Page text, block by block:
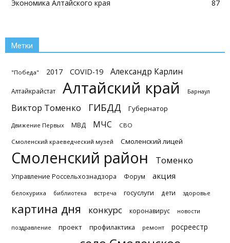
Экономика Алтайского края
87
Метки
"Победа" 2017 COVID-19 Александр Карлин
Алтайкрайстат Алтайский край Барнаул
Виктор Томенко ГИБДД Губернатор
Движение Первых МВД МЧС СВО
Смоленский краеведческий музей Смоленский лицей
Смоленский район Томенко
Управление Россельхознадзора Форум акция
белокуриха библиотека встреча госуслуги дети здоровье
картина дня конкурс коронавирус новости
поздравление проект профилактика ремонт росреестр